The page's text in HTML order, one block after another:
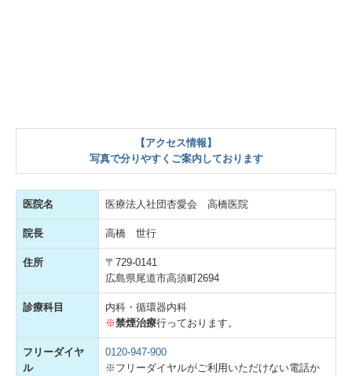
【アクセス情報】
写真で分りやすくご案内しております
医院名 医療法人社団杏愛会 高橋医院
院長 高橋 世行
住所
〒729-0141
広島県尾道市高須町2694
診療科目
内科・循環器内科
※禁煙治療行っております。
フリーダイヤ
ル
0120-947-900
※フリーダイヤルがご利用いただけない電話か